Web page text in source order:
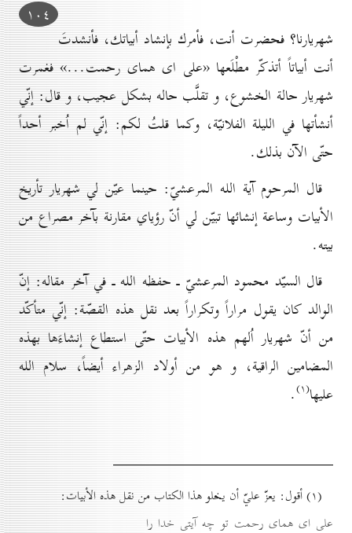
۱٠٤
شهريارنا؟ فحضرت أنت، فأمرك بإنشاد أبياتك، فأنشدتَ
أنت أبياتاً أتذكّر مطْلَعها «على اى هماى رحمت...» فغمرت
شهريار حالة الخشوع، و تقلَّب حاله بشكل عجيب، و قال: إنّي
أنشأتها في الليلة الفلانيّة، وكما قلتُ لكم: إنّي لم اُخبر أحداً
حتّى الآن بذلك.
قال المرحوم آية الله المرعشيّ: حينما عيّن لي شهريار تأريخ
الأبيات وساعة إنشائها تبيّن لي أنّ رؤياي مقارنة بآخر مصراع من
بيته.
قال السيّد محمود المرعشيّ ـ حفظه الله ـ في آخر مقاله: إنّ
الوالد كان يقول مراراً وتكراراً بعد نقل هذه القصّة: إنّي متأكّد
من أنّ شهريار اُلهم هذه الأبيات حتّى استطاع إنشاءَها بهذه
المضامين الراقية، و هو من أولاد الزهراء أيضاً، سلام الله
عليها(۱) .
(۱) أقول: يعزّ عليّ أن يخلو هذا الكتاب من نقل هذه الأبيات:
على اى هماى رحمت تو چه آيتى خدا را